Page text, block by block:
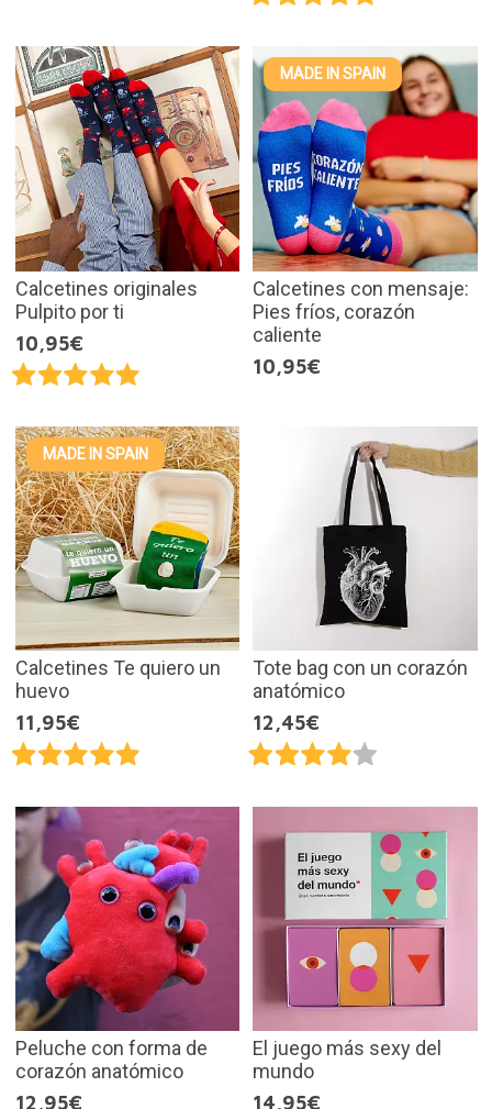
Calcetines originales
Pulpito por ti
10,95€
MADE IN SPAIN
Calcetines con mensaje:
Pies fríos, corazón
caliente
10,95€
MADE IN SPAIN
Calcetines Te quiero un
huevo
11,95€
Tote bag con un corazón
anatómico
12,45€
Peluche con forma de
corazón anatómico
12,95€
El juego más sexy del
mundo
14,95€